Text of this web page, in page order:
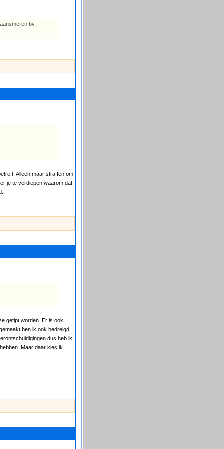
bv.
Alleen maar straffen om
je te verdiepen waarom dat
getipt worden. Er is ook
ben ik ook bedreigd
dus heb ik
Maar daar kies ik